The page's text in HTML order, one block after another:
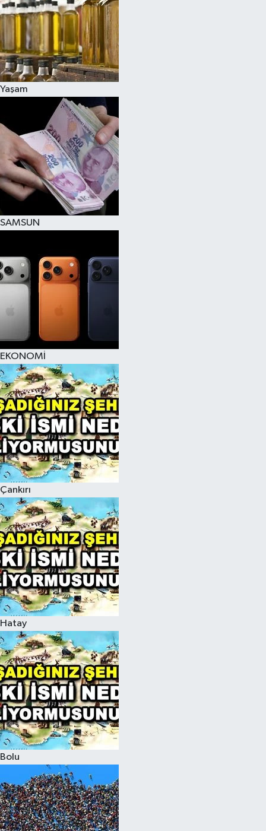
Yaşam
SAMSUN
EKONOMİ
Çankırı
Hatay
Bolu